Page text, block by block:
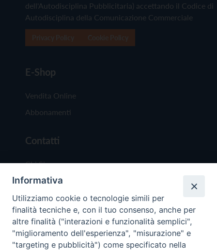
dell'Autodisciplina Pubblicitaria) accettando il Codice di
Autodisciplina della Comunicazione Commerciale
E-Shop
Vendita Online
Abbonamenti
Contatti
Chi Siamo
Redazione
Scrivici
Informativa
Utilizziamo cookie o tecnologie simili per
finalità tecniche e, con il tuo consenso, anche per
altre finalità ("interazioni e funzionalità semplici",
"miglioramento dell'esperienza", "misurazione" e
"targeting e pubblicità") come specificato nella